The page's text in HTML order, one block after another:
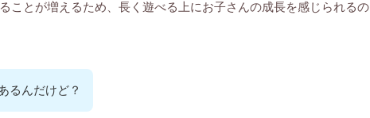
ことが増えるため、長く遊べる上にお子さんの成長を感じられるの
るんだけど？